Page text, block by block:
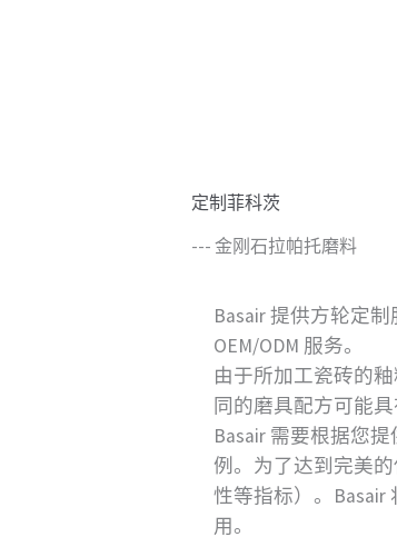
定制菲科茨
--- 金刚石拉帕托磨料
Basair 提供方轮定
OEM/ODM 服务。
由于所加工瓷砖的
同的磨具配方可能
Basair 需要根据您
例。为了达到完美
性等指标）。Basair
用。